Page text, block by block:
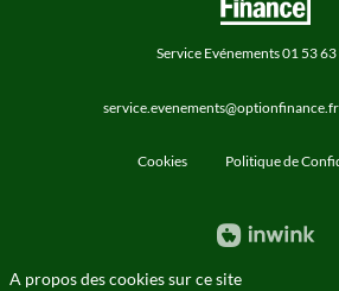
Service Evénements 01 53
service.evenements@optionfinance.fr
Cookies Politique de
A propos des cookies sur ce site